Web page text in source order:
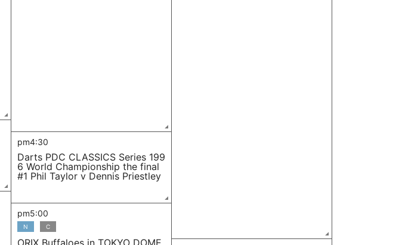
pm4:30
Darts PDC CLASSICS Series 199
6 World Championship the final
#1 Phil Taylor v Dennis Priestley
pm5:00
N C
ORIX Buffaloes in TOKYO DOME